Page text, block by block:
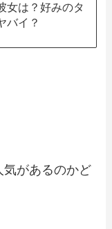
女は？好みのタ
バイ？
気があるのかど